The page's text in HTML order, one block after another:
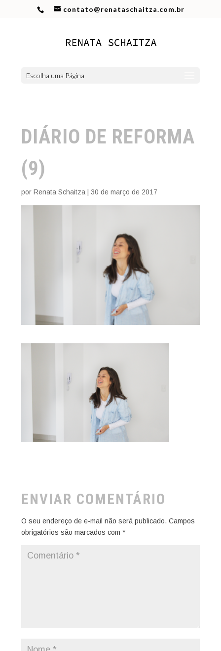
contato@renataschaitza.com.br
Escolha uma Página
DIÁRIO DE REFORMA
(9)
por Renata Schaitza| 30 de março de 2017
ENVIAR COMENTÁRIO
O seu endereço de e-mail não será publicado. Campos
obrigatórios são marcados com *